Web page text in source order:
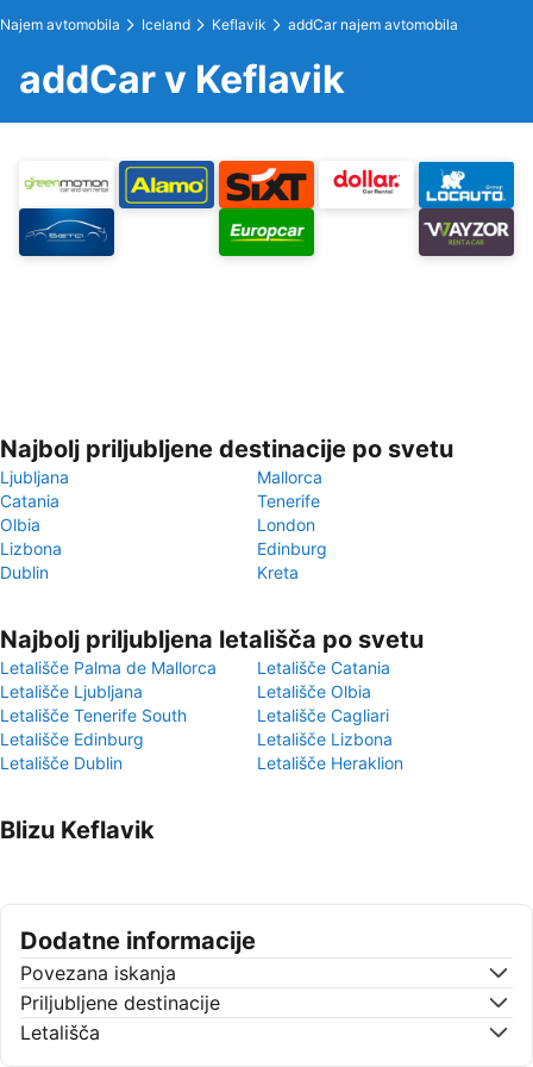
Najem avtomobila Iceland Keflavik addCar najem avtomobila
addCar v Keflavik
Najbolj priljubljene destinacije po svetu
Ljubljana
Mallorca
Catania
Tenerife
Olbia
London
Lizbona
Edinburg
Dublin
Kreta
Najbolj priljubljena letališča po svetu
Letališče Palma de Mallorca
Letališče Catania
Letališče Ljubljana
Letališče Olbia
Letališče Tenerife South
Letališče Cagliari
Letališče Edinburg
Letališče Lizbona
Letališče Dublin
Letališče Heraklion
Blizu Keflavik
Dodatne informacije
Povezana iskanja
Priljubljene destinacije
Letališča